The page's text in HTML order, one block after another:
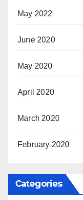
May 2022
June 2020
May 2020
April 2020
March 2020
February 2020
Categories